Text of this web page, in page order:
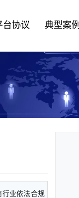
台协议 典型案例
业依法合规